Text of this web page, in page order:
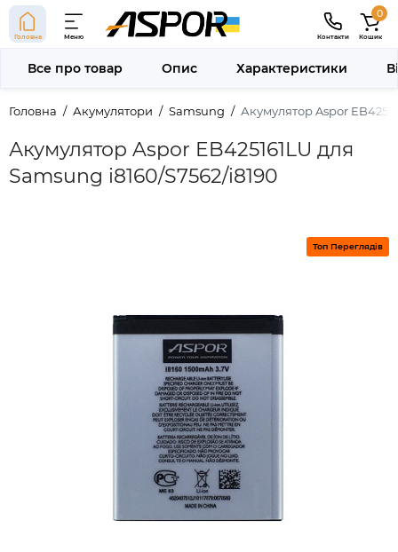
Головна Меню Контакти
0
Кошик
Головна Акумулятори Samsung Акумулятор Aspor
Акумулятор Aspor EB425161LU для
Samsung i8160/S7562/i8190
Все про товар Опис Характеристики
Топ Переглядів